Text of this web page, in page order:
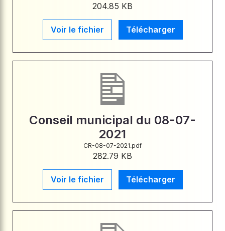
204.85 KB
Voir le fichier Télécharger
Conseil municipal du 08-07-
2021
CR-08-07-2021.pdf
282.79 KB
Voir le fichier Télécharger